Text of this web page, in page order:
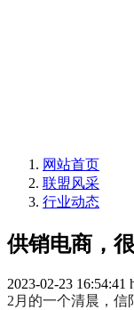
网站首页
联盟风采
行业动态
供销电商，
2023-02-23 16:54:41
2月的一个清晨，